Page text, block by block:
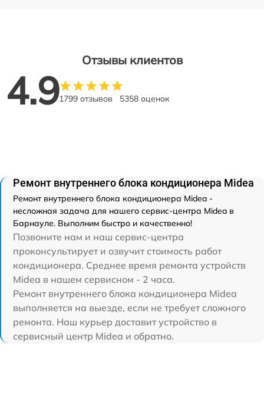
Отзывы клиентов
4.91799 отзывов 5358 оценок
Ремонт внутреннего блока кондиционера Midea
Ремонт внутреннего блока кондиционера Midea -
несложная задача для нашего сервис-центра Midea в
Барнауле. Выполним быстро и качественно!
Позвоните нам и наш сервис-центра
проконсультирует и озвучит стоимость работ
кондиционера. Среднее время ремонта устройств
Midea в нашем сервисном - 2 часа.
Ремонт внутреннего блока кондиционера Midea
выполняется на выезде, если не требует сложного
ремонта. Наш курьер доставит устройство в
сервисный центр Midea и обратно.